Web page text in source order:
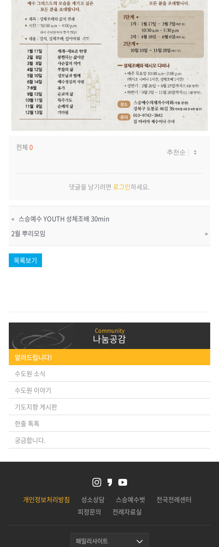
전체 0
댓글을 남기려면 로그인하세요.
« 스승예수 YOUTH 성체조배 30min
2월 뿌리모임
»
목록보기
나눔공감
알려드립니다!
수도원 소식
수도원 이야기
기도지향 게시판
한줄 톡톡
궁금합니다.
개인정보처리방침 성소상담 스승예수벗
전국전례센터
피정문의
전례자료실
패밀리사이트